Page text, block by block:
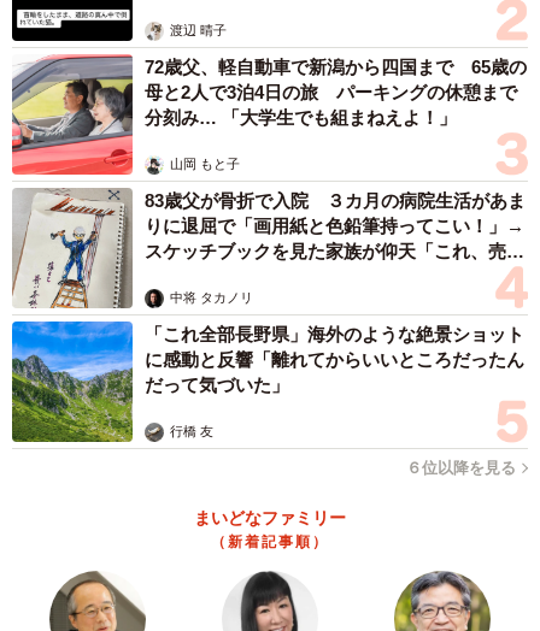
「当社の国内航路を航行するタンカー船は年に1回のメンテ
ナンス期間があるため、都度1年で溶けるだけの船底塗料で
塗装を行っています。主にフジツボの付着で船底が汚れる
と、途端に船の速度が落ちることになるので、なるべく短
い期間でのメンテナンスが好ましいといえます。海外航路
の船舶は、メンテナンスそのものが当社船を含め5年間に2
回のケースが多いですので、3年間分の塗料を塗るケースも
あります」
船底の塗装作業の様子（東幸海運提供）
渡辺 晴子
72歳父、軽自動車で新潟から四国まで 65歳の
母と2人で3泊4日の旅 パーキングの休憩まで
分刻み… 「大学生でも組まねえよ！」
山岡 もと子
83歳父が骨折で入院 ３カ月の病院生活があま
りに退屈で「画用紙と色鉛筆持ってこい！」→
スケッチブックを見た家族が仰天「これ、売れ
中将 タカノリ
「これ全部長野県」海外のような絶景ショット
に感動と反響「離れてからいいところだったん
だって気づいた」
行橋 友
６位以降を見る
まいどなファミリー
（新着記事順）